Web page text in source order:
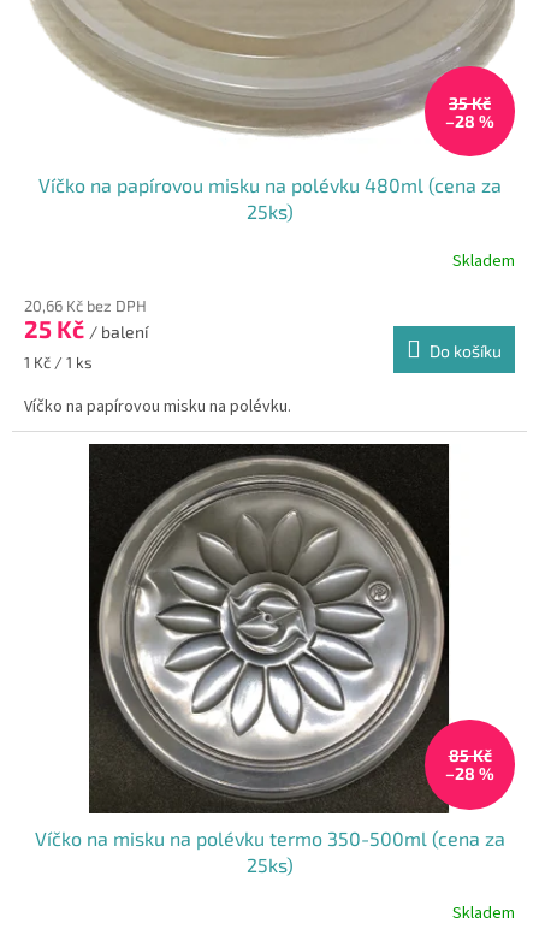
35 Kč
–28 %
Víčko na papírovou misku na polévku 480ml (cena za
25ks)
Skladem
20,66 Kč bez DPH
25 Kč / balení
Měrná
1 Kč / 1 ks
Do košíku
Víčko na papírovou misku na polévku.
85 Kč
–28 %
Víčko na misku na polévku termo 350-500ml (cena za
25ks)
Skladem